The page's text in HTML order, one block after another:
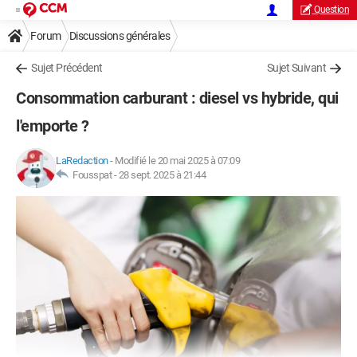
Question
Forum Discussions générales
Sujet Précédent Sujet Suivant
Consommation carburant : diesel vs hybride, qui
l'emporte ?
LaRedaction- Modifié le 20 mai 2025 à 07:09
Fousspat -28 sept. 2025 à 21:44